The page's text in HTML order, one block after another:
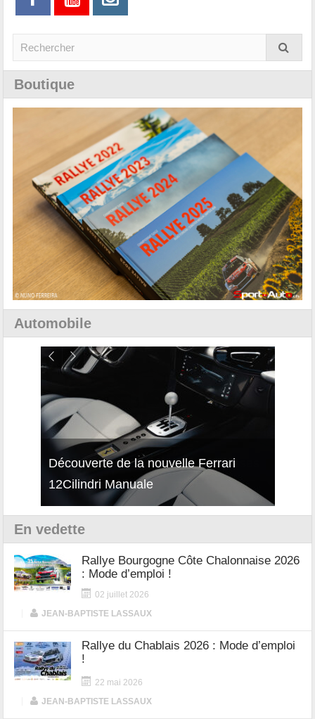
Boutique
Automobile
Découverte de la nouvelle Ferrari
12Cilindri Manuale
En vedette
Rallye Bourgogne Côte Chalonnaise 2026
: Mode d’emploi !
02 juillet 2026
JEAN-BAPTISTE LASSAUX
Rallye du Chablais 2026 : Mode d’emploi
!
22 mai 2026
JEAN-BAPTISTE LASSAUX